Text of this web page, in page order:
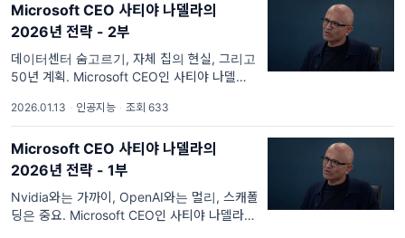
#Deepmind (6)
#Google (6)
#Anthropic (5)
#강화학습 (4)
#Y Combinator (4)
#LLM (4)
#o1 (3)
Microsoft CEO 사티야 나델라의
2026년 전략 - 2부
데이터센터 숨고르기, 자체 칩의 현실, 그리고
50년 계획. Microsoft CEO인 사티야 나델라
2025년 11월 13일 공개된 인터뷰 내용을 리뷰
해봤습니다. 1부에 이어 2부를 이어
2026.01.13 · 인공지능 · 조회 633
Microsoft CEO 사티야 나델라의
2026년 전략 - 1부
Nvidia와는 가까이, OpenAI와는 멀리, 스캐폴
딩은 중요. Microsoft CEO인 사티야 나델라가